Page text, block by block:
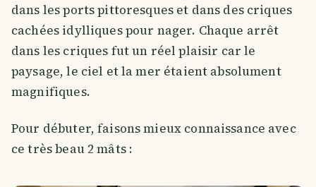
dans les ports pittoresques et dans des criques
cachées idylliques pour nager. Chaque arrêt
dans les criques fut un réel plaisir car le
paysage, le ciel et la mer étaient absolument
magnifiques.
Pour débuter, faisons mieux connaissance avec
ce très beau 2 mâts :